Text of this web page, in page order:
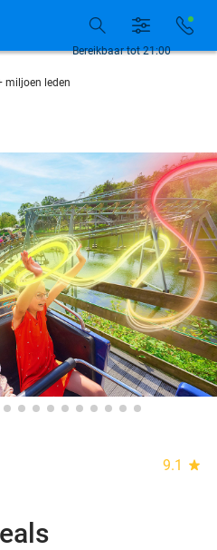
week beschikbaar
miljoen leden
week beschikbaar
miljoen leden
Bereikbaar tot 21:00
9.1 star